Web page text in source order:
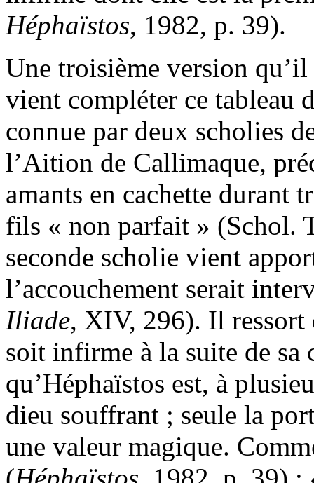
Héphaïstos, 1982, p. 39).
Une troisième version
vient compléter ce tableau
connue par deux scholies
l’Aition de Callimaque,
amants en cachette durant
fils « non parfait » (Schol.
seconde scholie vient
l’accouchement serait
Iliade, XIV, 296). Il ressort
soit infirme à la suite de sa
qu’Héphaïstos est, à
dieu souffrant ; seule la
une valeur magique.